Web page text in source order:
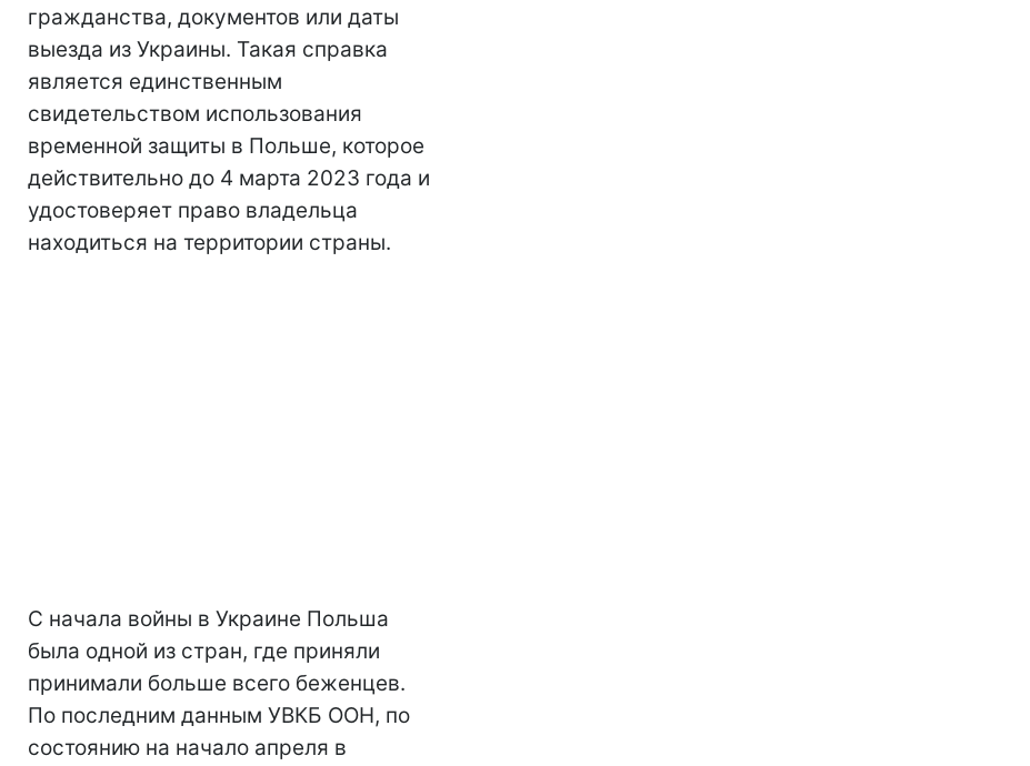
гражданства, документов или даты
выезда из Украины. Такая справка
является единственным
свидетельством использования
временной защиты в Польше, которое
действительно до 4 марта 2023 года и
удостоверяет право владельца
находиться на территории страны.
С начала войны в Украине Польша
была одной из стран, где приняли
принимали больше всего беженцев.
По последним данным УВКБ ООН, по
состоянию на начало апреля в